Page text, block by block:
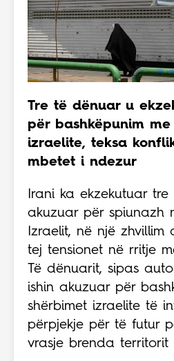
Tre të dënuar u
për bashkëpunim
izraelite, teksa
mbetet i ndezur
Irani ka ekzekutuar
akuzuar për spiunazh
Izraelit, në një zhvillim
tej tensionet në rritje
Të dënuarit, sipas
ishin akuzuar për
shërbimet izraelite të
përpjekje për të futur
vrasje brenda territorit